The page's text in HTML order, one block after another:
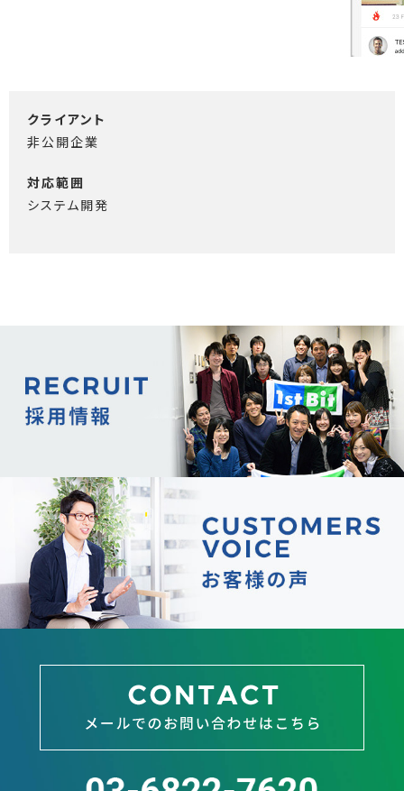
クライアント
非公開企業
対応範囲
システム開発